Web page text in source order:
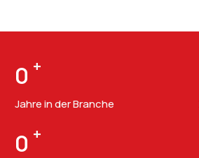
0 +
Jahre in der Branche
0 +